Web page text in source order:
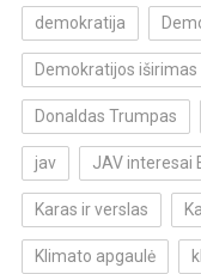
demokratija
Demokratijos iširimas
Donaldas Trumpas
jav JAV interesai
Karas ir verslas
Klimato apgaulė